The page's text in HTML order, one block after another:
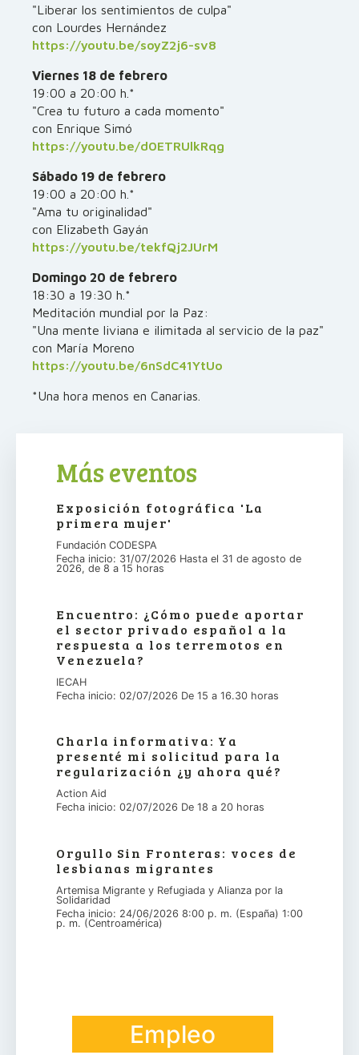
"Liberar los sentimientos de culpa"
con Lourdes Hernández
https://youtu.be/soyZ2j6-sv8
Viernes 18 de febrero
19:00 a 20:00 h.*
"Crea tu futuro a cada momento"
con Enrique Simó
https://youtu.be/d0ETRUlkRqg
Sábado 19 de febrero
19:00 a 20:00 h.*
"Ama tu originalidad"
con Elizabeth Gayán
https://youtu.be/tekfQj2JUrM
Domingo 20 de febrero
18:30 a 19:30 h.*
Meditación mundial por la Paz:
"Una mente liviana e ilimitada al servicio de la paz"
con María Moreno
https://youtu.be/6nSdC41YtUo
*Una hora menos en Canarias.
Más eventos
Exposición fotográfica 'La
primera mujer'
Fundación CODESPA
Fecha inicio: 31/07/2026 Hasta el 31 de agosto de
2026, de 8 a 15 horas
Encuentro: ¿Cómo puede aportar
el sector privado español a la
respuesta a los terremotos en
Venezuela?
IECAH
Fecha inicio: 02/07/2026 De 15 a 16.30 horas
Charla informativa: Ya
presenté mi solicitud para la
regularización ¿y ahora qué?
Action Aid
Fecha inicio: 02/07/2026 De 18 a 20 horas
Orgullo Sin Fronteras: voces de
lesbianas migrantes
Artemisa Migrante y Refugiada y Alianza por la
Solidaridad
Fecha inicio: 24/06/2026 8:00 p. m. (España) 1:00
p. m. (Centroamérica)
Empleo